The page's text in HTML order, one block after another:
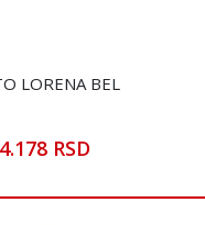
LORENA BEL
4.178 RSD
MINI 200X90